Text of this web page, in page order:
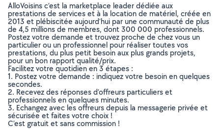
AlloVoisins c’est la marketplace leader dédiée aux
prestations de services et à la location de matériel, créée en
2013 et plébiscitée aujourd’hui par une communauté de plus
de 4,5 millions de membres, dont 300 000 professionnels.
Postez votre demande et trouvez proche de chez vous un
particulier ou un professionnel pour réaliser toutes vos
prestations, du plus petit besoin aux plus grands projets,
pour un bon rapport qualité/prix.
Facilitez votre quotidien en 3 étapes :
1. Postez votre demande : indiquez votre besoin en quelques
secondes.
2. Recevez des réponses d’offreurs particuliers et
professionnels en quelques minutes.
3. Echangez avec les offreurs depuis la messagerie privée et
sécurisée et faites votre choix !
C’est gratuit et sans commission !